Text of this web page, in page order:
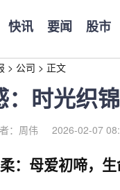
快讯 要闻 股市
> 公司 > 正文
：时光织
：周伟 2026-02-07
：母爱初啼，